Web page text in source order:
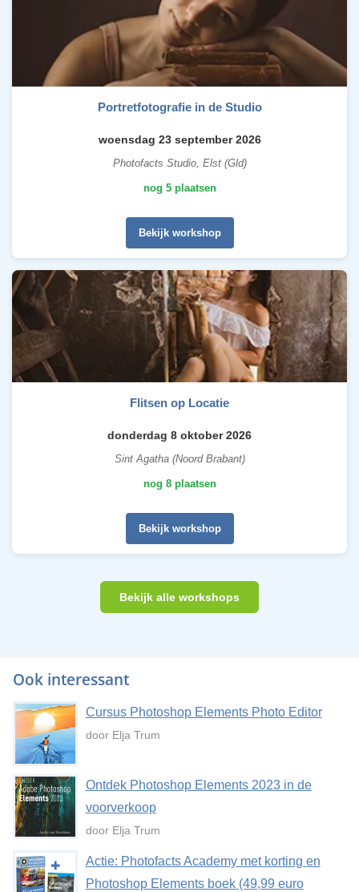
Portretfotografie in de Studio
woensdag 23 september 2026
Photofacts Studio, Elst (Gld)
nog 5 plaatsen
Bekijk workshop
Flitsen op Locatie
donderdag 8 oktober 2026
Sint Agatha (Noord Brabant)
nog 8 plaatsen
Bekijk workshop
Bekijk alle workshops
Ook interessant
Cursus Photoshop Elements Photo Editor
door Elja Trum
Ontdek Photoshop Elements 2023 in de
voorverkoop
door Elja Trum
Actie: Photofacts Academy met korting en
Photoshop Elements boek (49,99 euro